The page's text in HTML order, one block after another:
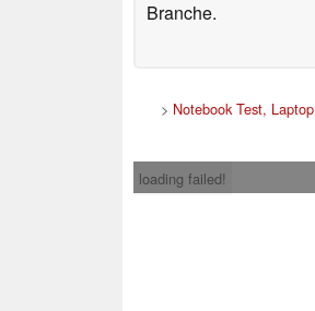
Branche.
> Notebook Test,
loading failed!